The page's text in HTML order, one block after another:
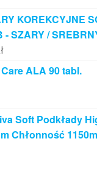
KOREKCYJNE
- SZARY /
ALA 90 tabl.
Soft Podkłady
Chłonność